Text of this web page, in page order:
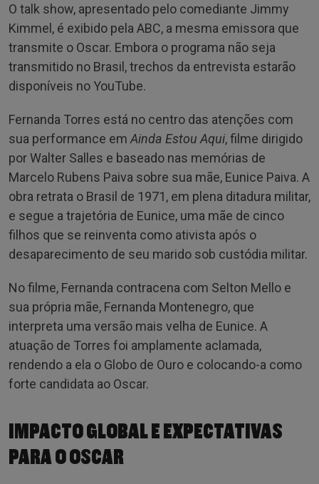
O talk show, apresentado pelo comediante Jimmy
Kimmel, é exibido pela ABC, a mesma emissora que
transmite o Oscar. Embora o programa não seja
transmitido no Brasil, trechos da entrevista estarão
disponíveis no YouTube.
Fernanda Torres está no centro das atenções com
sua performance em Ainda Estou Aqui, filme dirigido
por Walter Salles e baseado nas memórias de
Marcelo Rubens Paiva sobre sua mãe, Eunice Paiva. A
obra retrata o Brasil de 1971, em plena ditadura militar,
e segue a trajetória de Eunice, uma mãe de cinco
filhos que se reinventa como ativista após o
desaparecimento de seu marido sob custódia militar.
No filme, Fernanda contracena com Selton Mello e
sua própria mãe, Fernanda Montenegro, que
interpreta uma versão mais velha de Eunice. A
atuação de Torres foi amplamente aclamada,
rendendo a ela o Globo de Ouro e colocando-a como
forte candidata ao Oscar.
IMPACTO GLOBAL E EXPECTATIVAS
PARA O OSCAR